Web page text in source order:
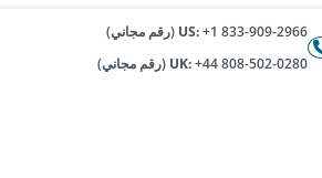
US:+1 833-909-2966 (رقم مجاني)
UK:+44 808-502-0280 (رقم مجاني)